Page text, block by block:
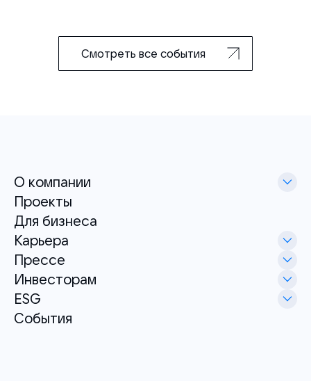
Смотреть все события
О компании
Проекты
Для бизнеса
Карьера
Прессе
Инвесторам
ESG
События